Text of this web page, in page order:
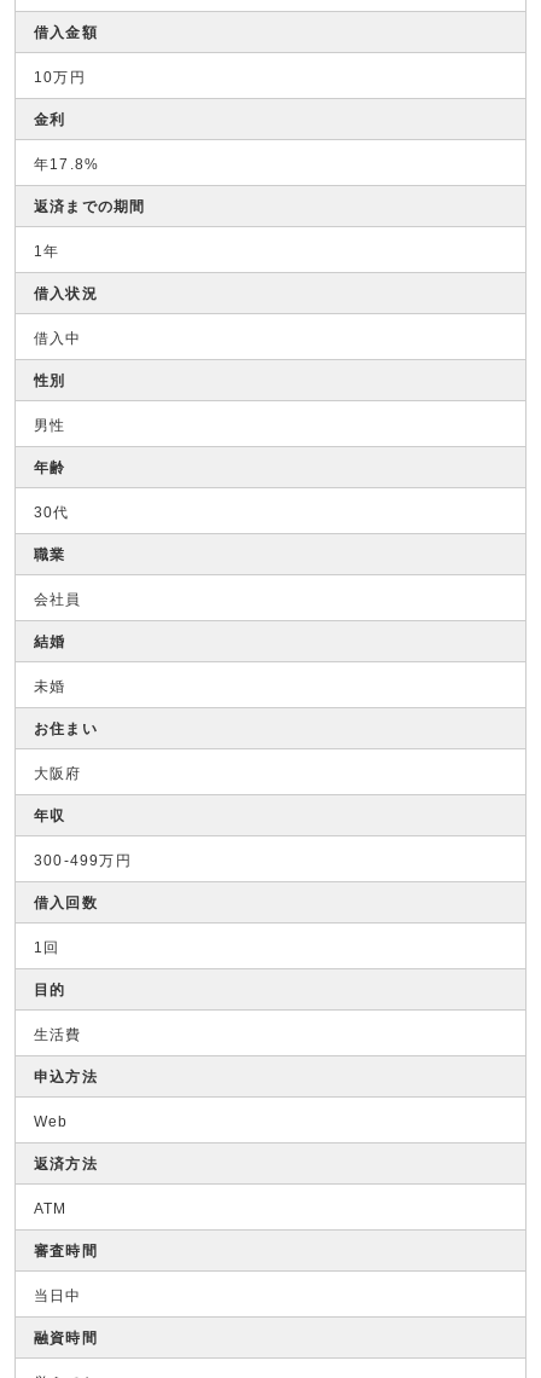
借入金額
10万円
金利
年17.8%
返済までの期間
1年
借入状況
借入中
性別
男性
年齢
30代
職業
会社員
結婚
未婚
お住まい
大阪府
年収
300-499万円
借入回数
1回
目的
生活費
申込方法
Web
返済方法
ATM
審査時間
当日中
融資時間